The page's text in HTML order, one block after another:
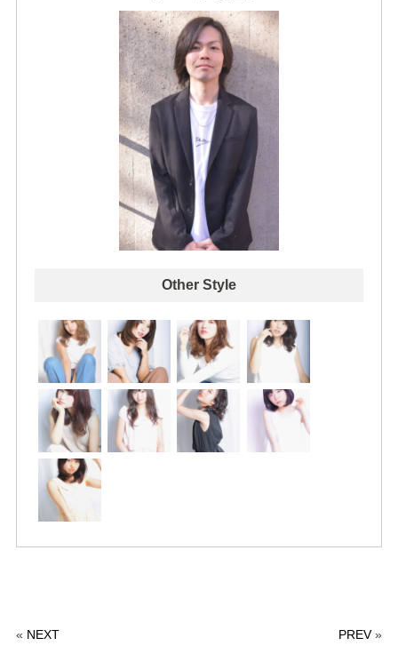
Other Style
« NEXT PREV»